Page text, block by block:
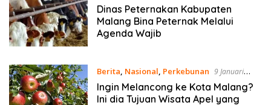
Dinas Peternakan Kabupaten
Malang Bina Peternak Melalui
Agenda Wajib
Berita, Nasional, Perkebunan 9 Januari
2021
Ingin Melancong ke Kota Malang?
Ini dia Tujuan Wisata Apel yang